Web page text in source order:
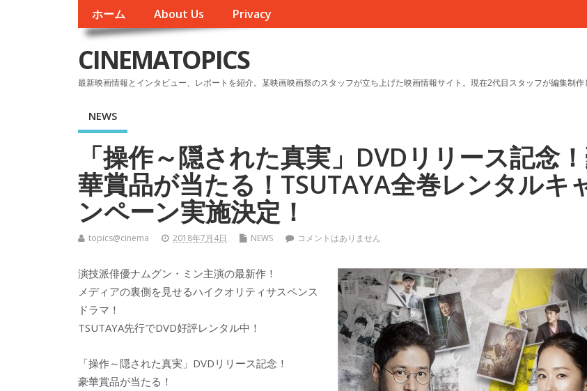
ホーム About Us Privacy
CINEMATOPICS
最新映画情報とインタビュー、レポートを紹介。某映画映画祭のスタッフが立ち上げた映画情報サイト。現在2代目スタッフが編集制作
NEWS
「操作～隠された真実」DVDリリース記念
華賞品が当たる！TSUTAYA全巻レンタルキ
ンペーン実施決定！
topics@cinema 2018年7月4日 NEWS コメントはありません
演技派俳優ナムグン・ミン主演の最新作！
メディアの裏側を見せるハイクオリティサスペンス
ドラマ！
TSUTAYA先行でDVD好評レンタル中！
「操作～隠された真実」DVDリリース記念！
豪華賞品が当たる！